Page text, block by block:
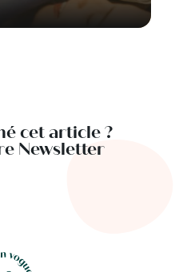
cet article ?
Newsletter